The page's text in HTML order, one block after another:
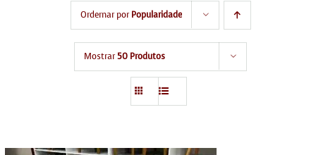
Ordernar por Popularidade
Mostrar50 Produtos